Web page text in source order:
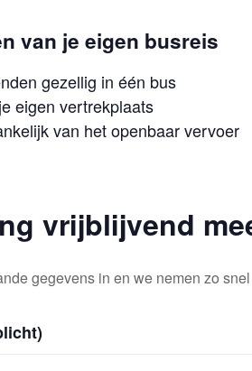
van je eigen busreis
gezellig in één bus
eigen vertrekplaats
van het openbaar vervoer
vrijblijvend
gegevens in en we nemen zo